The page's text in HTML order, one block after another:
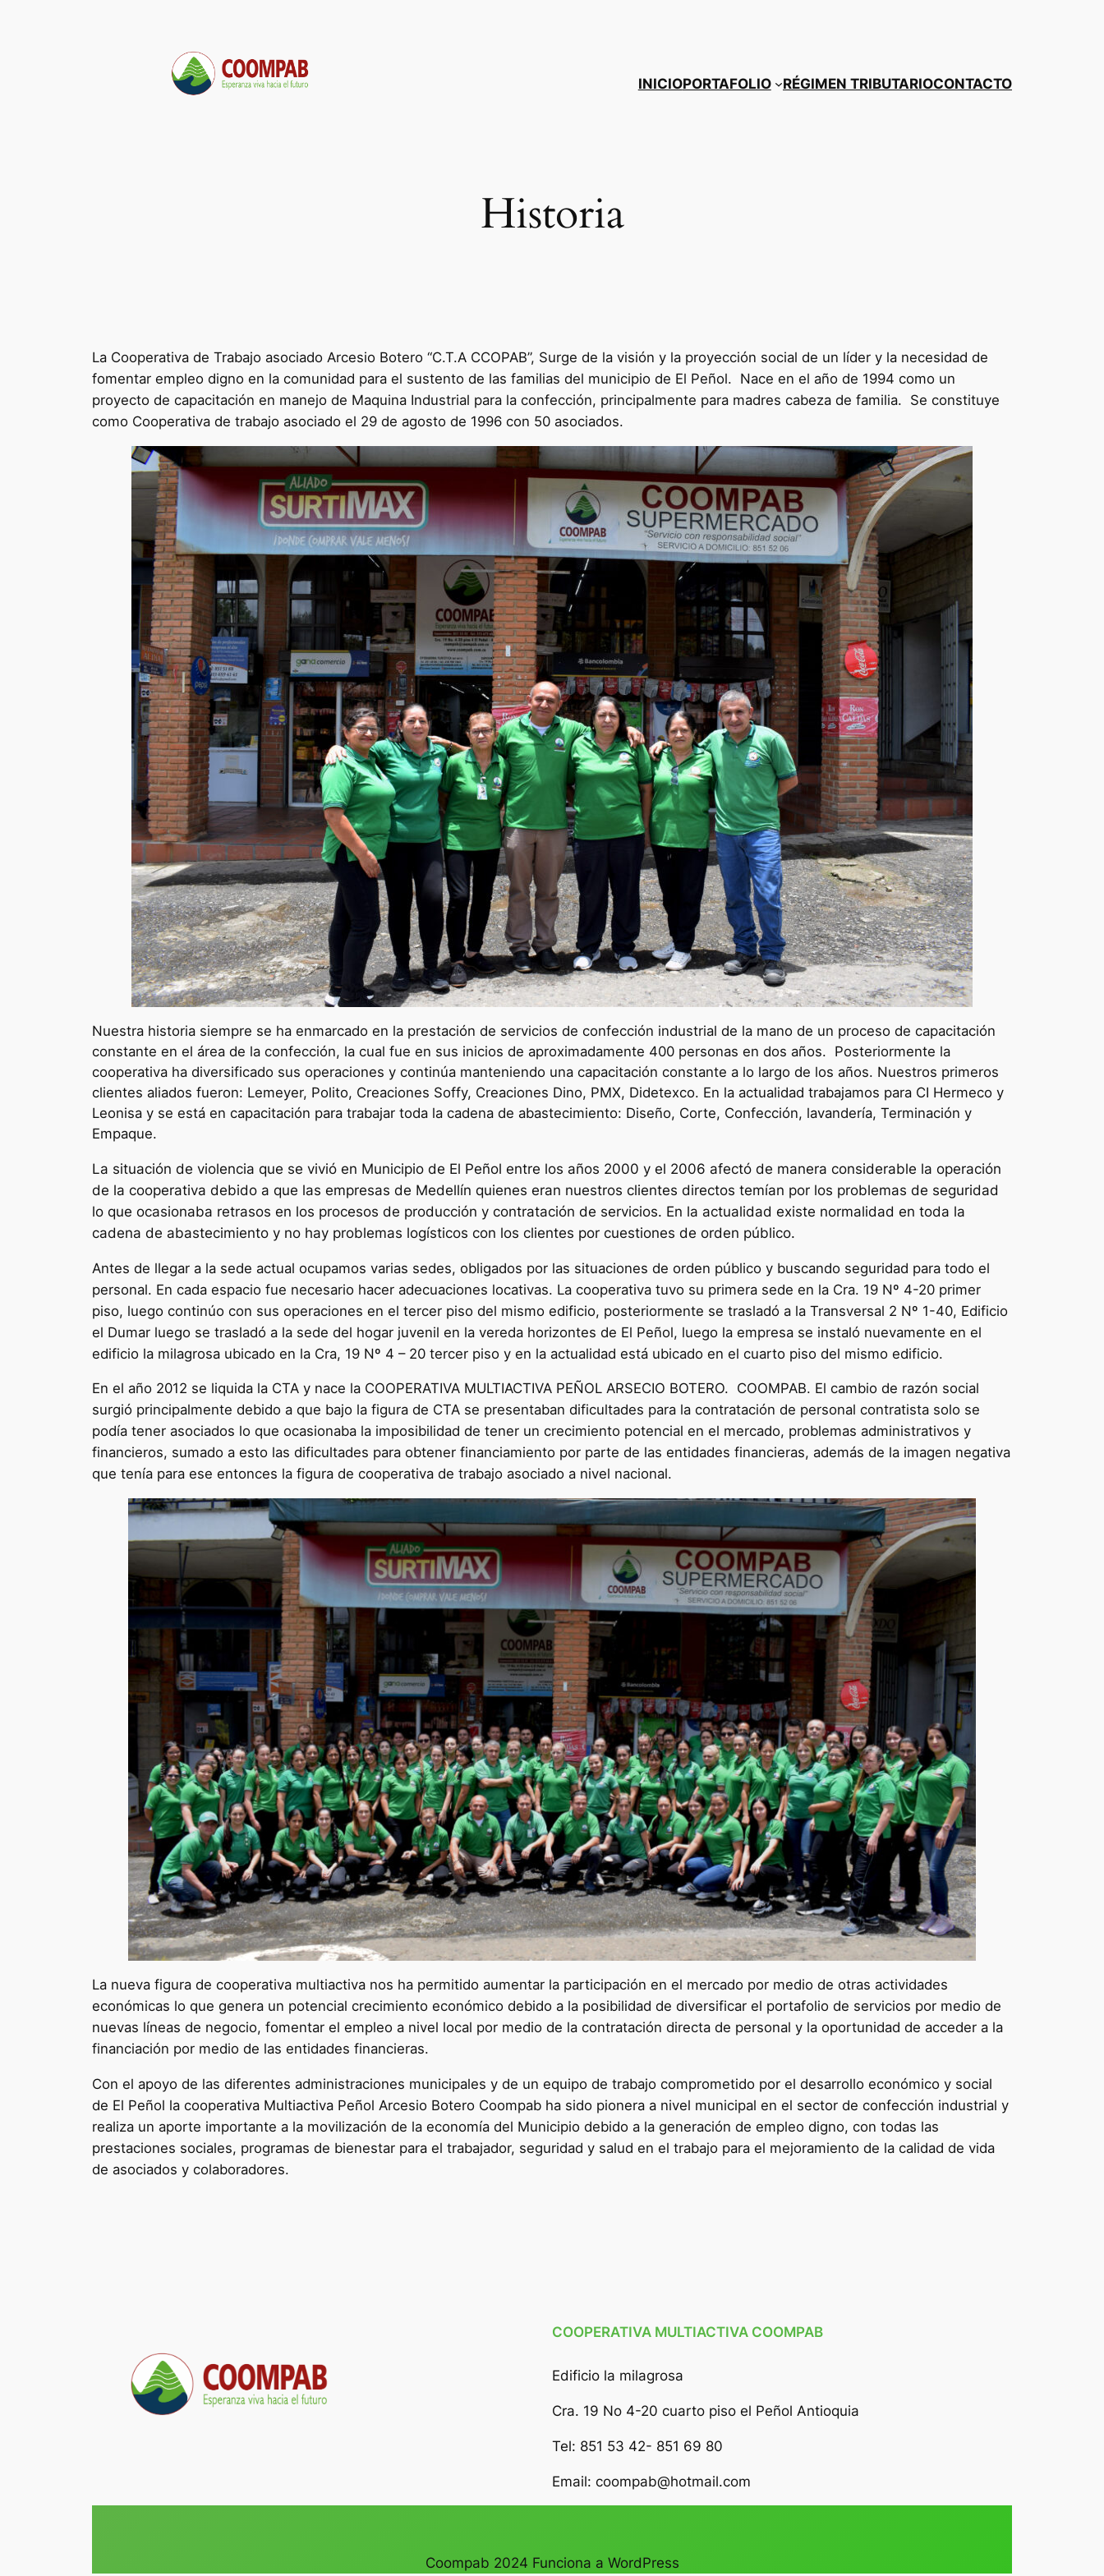
INICIOPORTAFOLIO RÉGIMEN TRIBUTARIOCONTACTO
Historia
La Cooperativa de Trabajo asociado Arcesio Botero “C.T.A CCOPAB”, Surge de la visión y la proyección social de un líder y la necesidad de
fomentar empleo digno en la comunidad para el sustento de las familias del municipio de El Peñol. Nace en el año de 1994 como un
proyecto de capacitación en manejo de Maquina Industrial para la confección, principalmente para madres cabeza de familia. Se constituye
como Cooperativa de trabajo asociado el 29 de agosto de 1996 con 50 asociados.
Nuestra historia siempre se ha enmarcado en la prestación de servicios de confección industrial de la mano de un proceso de capacitación
constante en el área de la confección, la cual fue en sus inicios de aproximadamente 400 personas en dos años. Posteriormente la
cooperativa ha diversificado sus operaciones y continúa manteniendo una capacitación constante a lo largo de los años. Nuestros primeros
clientes aliados fueron: Lemeyer, Polito, Creaciones Soffy, Creaciones Dino, PMX, Didetexco. En la actualidad trabajamos para CI Hermeco y
Leonisa y se está en capacitación para trabajar toda la cadena de abastecimiento: Diseño, Corte, Confección, lavandería, Terminación y
Empaque.
La situación de violencia que se vivió en Municipio de El Peñol entre los años 2000 y el 2006 afectó de manera considerable la operación
de la cooperativa debido a que las empresas de Medellín quienes eran nuestros clientes directos temían por los problemas de seguridad
lo que ocasionaba retrasos en los procesos de producción y contratación de servicios. En la actualidad existe normalidad en toda la
cadena de abastecimiento y no hay problemas logísticos con los clientes por cuestiones de orden público.
Antes de llegar a la sede actual ocupamos varias sedes, obligados por las situaciones de orden público y buscando seguridad para todo el
personal. En cada espacio fue necesario hacer adecuaciones locativas. La cooperativa tuvo su primera sede en la Cra. 19 Nº 4-20 primer
piso, luego continúo con sus operaciones en el tercer piso del mismo edificio, posteriormente se trasladó a la Transversal 2 Nº 1-40, Edificio
el Dumar luego se trasladó a la sede del hogar juvenil en la vereda horizontes de El Peñol, luego la empresa se instaló nuevamente en el
edificio la milagrosa ubicado en la Cra, 19 Nº 4 – 20 tercer piso y en la actualidad está ubicado en el cuarto piso del mismo edificio.
En el año 2012 se liquida la CTA y nace la COOPERATIVA MULTIACTIVA PEÑOL ARSECIO BOTERO. COOMPAB. El cambio de razón social
surgió principalmente debido a que bajo la figura de CTA se presentaban dificultades para la contratación de personal contratista solo se
podía tener asociados lo que ocasionaba la imposibilidad de tener un crecimiento potencial en el mercado, problemas administrativos y
financieros, sumado a esto las dificultades para obtener financiamiento por parte de las entidades financieras, además de la imagen negativa
que tenía para ese entonces la figura de cooperativa de trabajo asociado a nivel nacional.
La nueva figura de cooperativa multiactiva nos ha permitido aumentar la participación en el mercado por medio de otras actividades
económicas lo que genera un potencial crecimiento económico debido a la posibilidad de diversificar el portafolio de servicios por medio de
nuevas líneas de negocio, fomentar el empleo a nivel local por medio de la contratación directa de personal y la oportunidad de acceder a la
financiación por medio de las entidades financieras.
Con el apoyo de las diferentes administraciones municipales y de un equipo de trabajo comprometido por el desarrollo económico y social
de El Peñol la cooperativa Multiactiva Peñol Arcesio Botero Coompab ha sido pionera a nivel municipal en el sector de confección industrial y
realiza un aporte importante a la movilización de la economía del Municipio debido a la generación de empleo digno, con todas las
prestaciones sociales, programas de bienestar para el trabajador, seguridad y salud en el trabajo para el mejoramiento de la calidad de vida
de asociados y colaboradores.
COOPERATIVA MULTIACTIVA COOMPAB
Edificio la milagrosa
Cra. 19 No 4-20 cuarto piso el Peñol Antioquia
Tel: 851 53 42- 851 69 80
Email: coompab@hotmail.com
Coompab 2024 Funciona a WordPress